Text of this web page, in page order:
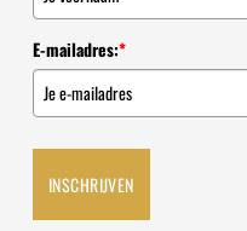
E-mailadres:*
INSCHRIJVEN